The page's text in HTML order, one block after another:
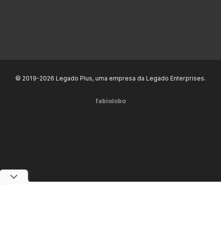
© 2019-2026 Legado Plus, uma empresa da Legado Enterprises.
fabiolobo